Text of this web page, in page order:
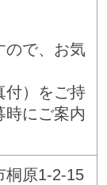
で、お気
付）をご持
時にご案内
桐原1-2-15